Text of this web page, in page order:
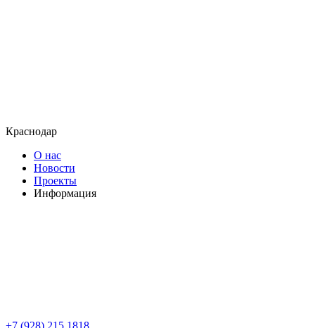
Краснодар
О нас
Новости
Проекты
Информация
+7 (928) 215 1818